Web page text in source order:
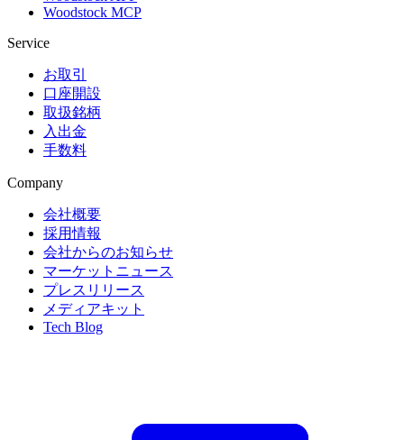
Woodstock MCP
Service
お取引
口座開設
取扱銘柄
入出金
手数料
Company
会社概要
採用情報
会社からのお知らせ
マーケットニュース
プレスリリース
メディアキット
Tech Blog